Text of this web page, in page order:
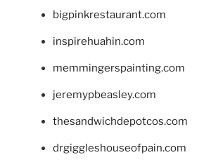
bigpinkrestaurant.com
inspirehuahin.com
memmingerspainting.com
jeremypbeasley.com
thesandwichdepotcos.com
drgiggleshouseofpain.com